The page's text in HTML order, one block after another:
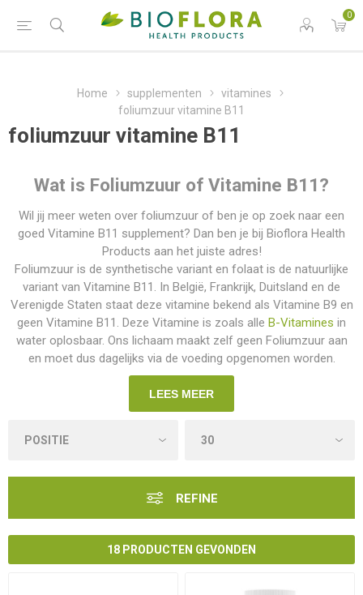
0
Home supplementen
vitamines
foliumzuur vitamine B11
foliumzuur vitamine B11
Wat is Foliumzuur of Vitamine B11?
Wil jij meer weten over foliumzuur of ben je op zoek naar een
goed Vitamine B11 supplement? Dan ben je bij Bioflora Health
Products aan het juiste adres!
Foliumzuur is de synthetische variant en folaat is de natuurlijke
variant van Vitamine B11. In België, Frankrijk, Duitsland en de
Verenigde Staten staat deze vitamine bekend als Vitamine B9 en
geen Vitamine B11. Deze Vitamine is zoals alle B-Vitamines in
water oplosbaar. Ons lichaam maakt zelf geen Foliumzuur aan
en moet dus dagelijks via de voeding opgenomen worden.
LEES MEER
REFINE
18 PRODUCTEN GEVONDEN